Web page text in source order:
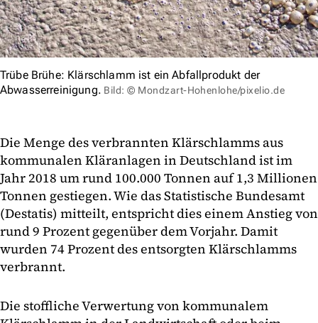
Trübe Brühe: Klärschlamm ist ein Abfallprodukt der
Abwasserreinigung. Bild: © Mondzart-Hohenlohe/pixelio.de
Die Menge des verbrannten Klärschlamms aus
kommunalen Kläranlagen in Deutschland ist im
Jahr 2018 um rund 100.000 Tonnen auf 1,3 Millionen
Tonnen gestiegen. Wie das Statistische Bundesamt
(Destatis) mitteilt, entspricht dies einem Anstieg von
rund 9 Prozent gegenüber dem Vorjahr. Damit
wurden 74 Prozent des entsorgten Klärschlamms
verbrannt.
Die stoffliche Verwertung von kommunalem